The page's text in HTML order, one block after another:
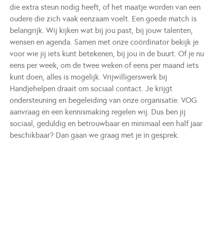
die extra steun nodig heeft, of het maatje worden van een
oudere die zich vaak eenzaam voelt. Een goede match is
belangrijk. Wij kijken wat bij jou past, bij jouw talenten,
wensen en agenda. Samen met onze coördinator bekijk je
voor wie jij iets kunt betekenen, bij jou in de buurt. Of je nu
eens per week, om de twee weken of eens per maand iets
kunt doen, alles is mogelijk. Vrijwilligerswerk bij
Handjehelpen draait om sociaal contact. Je krijgt
ondersteuning en begeleiding van onze organisatie. VOG
aanvraag en een kennismaking regelen wij. Dus ben jij
sociaal, geduldig en betrouwbaar en minimaal een half jaar
beschikbaar? Dan gaan we graag met je in gesprek.